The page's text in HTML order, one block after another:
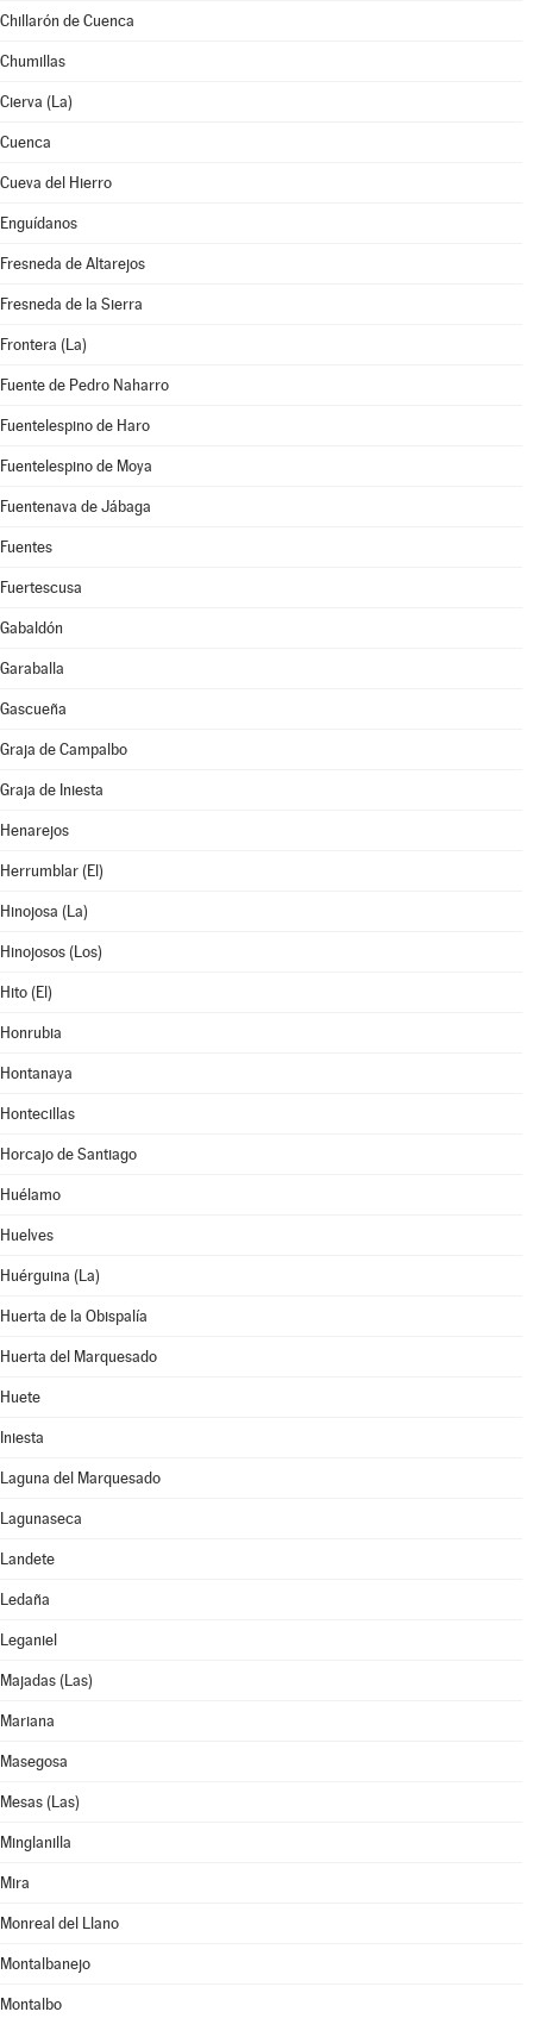
Chillarón de Cuenca
Chumillas
Cierva (La)
Cuenca
Cueva del Hierro
Enguídanos
Fresneda de Altarejos
Fresneda de la Sierra
Frontera (La)
Fuente de Pedro Naharro
Fuentelespino de Haro
Fuentelespino de Moya
Fuentenava de Jábaga
Fuentes
Fuertescusa
Gabaldón
Garaballa
Gascueña
Graja de Campalbo
Graja de Iniesta
Henarejos
Herrumblar (El)
Hinojosa (La)
Hinojosos (Los)
Hito (El)
Honrubia
Hontanaya
Hontecillas
Horcajo de Santiago
Huélamo
Huelves
Huérguina (La)
Huerta de la Obispalía
Huerta del Marquesado
Huete
Iniesta
Laguna del Marquesado
Lagunaseca
Landete
Ledaña
Leganiel
Majadas (Las)
Mariana
Masegosa
Mesas (Las)
Minglanilla
Mira
Monreal del Llano
Montalbanejo
Montalbo